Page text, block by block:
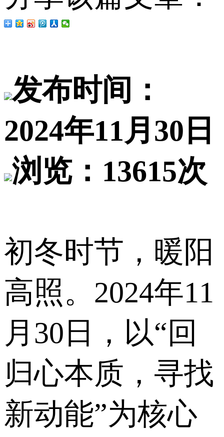
发布时间：
2024年11月30日
浏览：13615次
初冬时节，暖阳
高照。2024年11
月30日，以“回
归心本质，寻找
新动能”为核心